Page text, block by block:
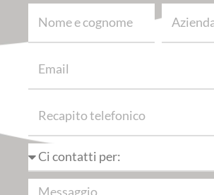
telefonico
contatta
per
Messaggio